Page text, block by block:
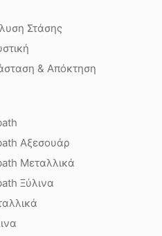
Στάσης
& Απόκτηση
Αξεσουάρ
Μεταλλικά
Ξύλινα